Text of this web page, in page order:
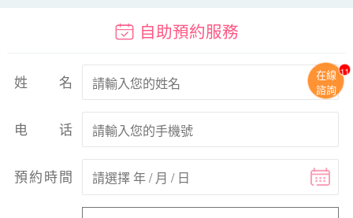
自助預約服務
姓名
电话
預約時間
在線
諮詢
11